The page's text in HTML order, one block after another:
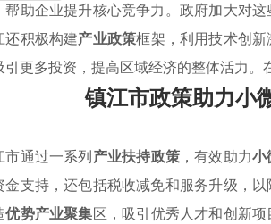
帮助企业提升核心竞争力。政府加大对
还积极构建产业政策框架，利用技术创
引更多投资，提高区域经济的整体活力。
镇江市政策助力小
市通过一系列产业扶持政策，有效助力小
金支持，还包括税收减免和服务升级，
优势产业聚集区，吸引优秀人才和创新